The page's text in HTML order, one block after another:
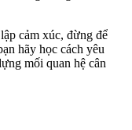
cảm xúc, đừng để
hãy học cách yêu
mối quan hệ cân